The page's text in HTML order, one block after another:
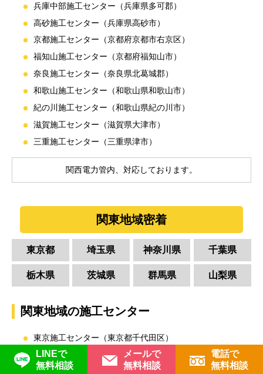
兵庫中部施工センター（兵庫県多可郡）
高砂施工センター（兵庫県高砂市）
京都施工センター（京都府京都市右京区）
福知山施工センター（京都府福知山市）
奈良施工センター（奈良県北葛城郡）
和歌山施工センター（和歌山県和歌山市）
紀の川施工センター（和歌山県紀の川市）
滋賀施工センター（滋賀県大津市）
三重施工センター（三重県津市）
関西電力管内、対応しております。
関東地域密着
東京都 埼玉県 神奈川県 千葉県
栃木県 茨城県 群馬県 山梨県
関東地域の施工センター
東京施工センター（東京都千代田区）
東京北施工センター（東京都足立区）
八王子施工センター（東京都八王子市）
LINEで
無料相談
メールで
無料相談
電話で
無料相談